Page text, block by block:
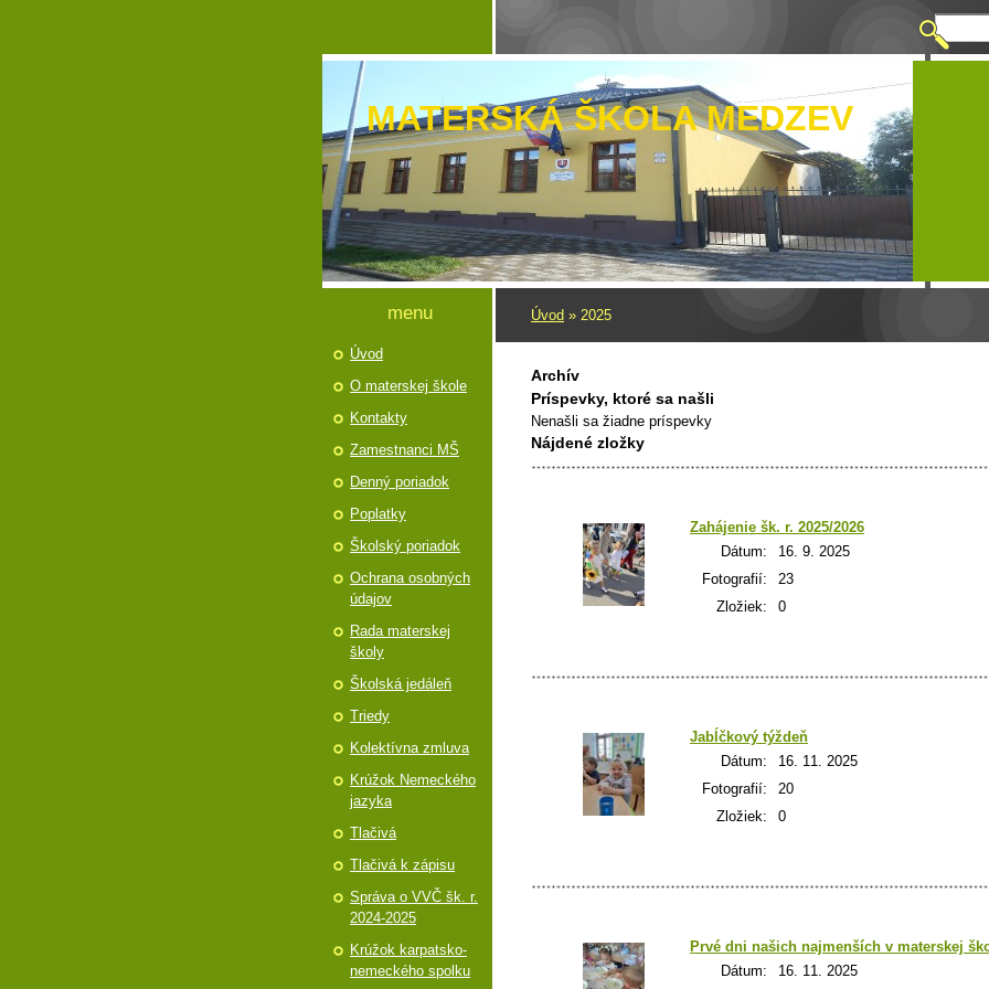
MATERSKÁ ŠKOLA MEDZEV
Úvod » 2025
Archív
Príspevky, ktoré sa našli
Nenašli sa žiadne príspevky
Nájdené zložky
Zahájenie šk. r. 2025/2026
Dátum:
16. 9. 2025
Fotografií:
23
Zložiek:
0
Jabĺčkový týždeň
Dátum:
16. 11. 2025
Fotografií:
20
Zložiek:
0
Prvé dni našich najmenších v materskej
Dátum:
16. 11. 2025
menu
Úvod
O materskej škole
Kontakty
Zamestnanci MŠ
Denný poriadok
Poplatky
Školský poriadok
Ochrana osobných
údajov
Rada materskej
školy
Školská jedáleň
Triedy
Kolektívna zmluva
Krúžok Nemeckého
jazyka
Tlačivá
Tlačivá k zápisu
Správa o VVČ šk. r.
2024-2025
Krúžok karpatsko-
nemeckého spolku